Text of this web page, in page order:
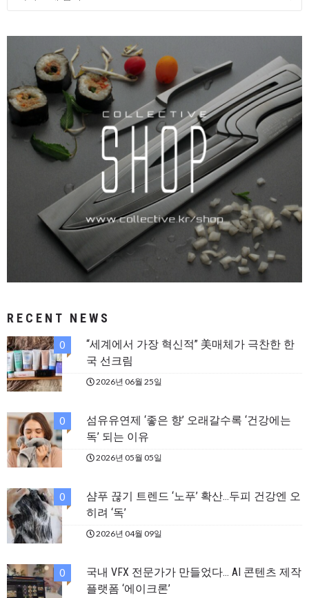
RECENT NEWS
0
“세계에서 가장 혁신적” 美매체가 극찬한 한
국 선크림
2026년 06월 25일
0
섬유유연제 ‘좋은 향’ 오래갈수록 ‘건강에는
독’ 되는 이유
2026년 05월 05일
0
샴푸 끊기 트렌드 ‘노푸’ 확산…두피 건강엔 오
히려 ‘독’
2026년 04월 09일
0
국내 VFX 전문가가 만들었다… AI 콘텐츠 제작
플랫폼 ‘에이크론’